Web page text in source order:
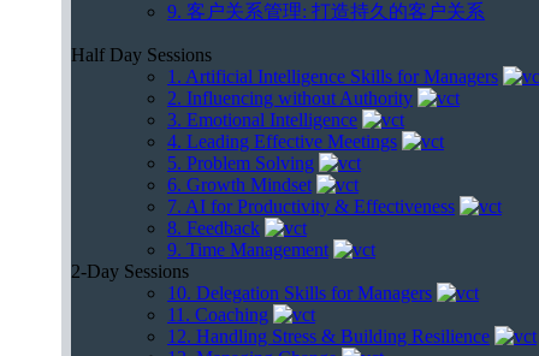
9. 客户关系管理: 打造持久的客户关系
Half Day Sessions
1. Artificial Intelligence Skills for Managers
2. Influencing without Authority
3. Emotional Intelligence
4. Leading Effective Meetings
5. Problem Solving
6. Growth Mindset
7. AI for Productivity & Effectiveness
8. Feedback
9. Time Management
2-Day Sessions
10. Delegation Skills for Managers
11. Coaching
12. Handling Stress & Building Resilience